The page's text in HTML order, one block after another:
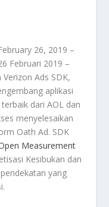
26, 2019 –
Februari 2019 –
Ads SDK,
aplikasi
dari AOL dan
menyelesaikan
Oath Ad. SDK
Measurement
Kesibukan dan
yang